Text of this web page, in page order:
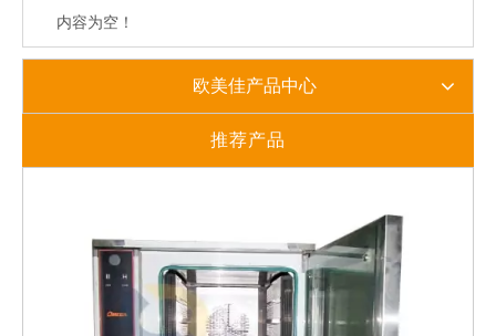
内容为空！
欧美佳产品中心
推荐产品